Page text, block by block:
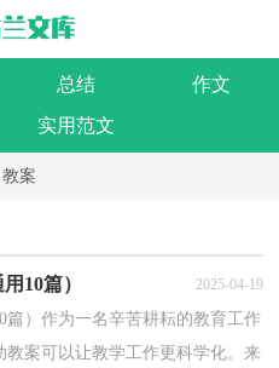
总结
作文
实用范文
教案
10篇） 2025-04-19
篇）作为一名辛苦耕耘的教育工作
案可以让教学工作更科学化。来